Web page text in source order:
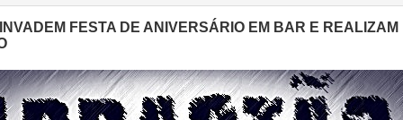
FESTA DE ANIVERSÁRIO EM BAR E REALIZAM